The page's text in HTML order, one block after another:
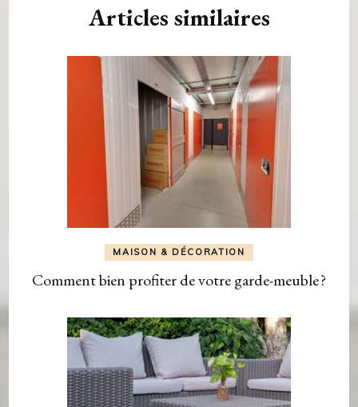
Articles similaires
MAISON & DÉCORATION
Comment bien profiter de votre garde-meuble ?